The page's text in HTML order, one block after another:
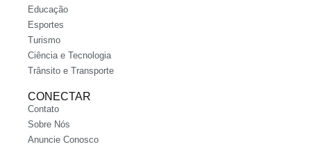
Educação
Esportes
Turismo
Ciência e Tecnologia
Trânsito e Transporte
CONECTAR
Contato
Sobre Nós
Anuncie Conosco